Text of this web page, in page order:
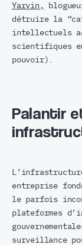
Yarvin,
détruire la
intellectuels
scientifiques
pouvoir).
Palantir
entreprise
le parfois
plateformes
surveillance